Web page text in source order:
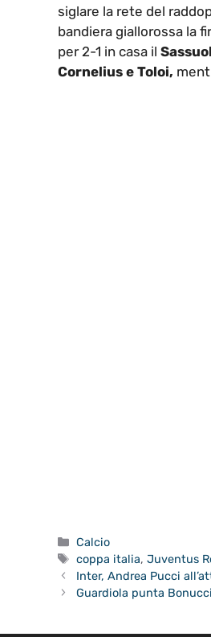
siglare la rete del
bandiera giallorossa la
per 2-1 in casa il
Cornelius e Toloi,
Categorie
Calcio
Tag
coppa italia,Juventus
Inter, Andrea Pucci
Guardiola punta